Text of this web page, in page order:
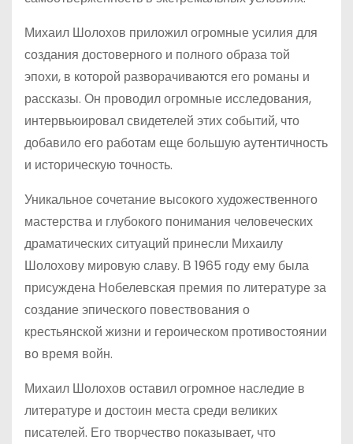
Михаил Шолохов приложил огромные усилия для
создания достоверного и полного образа той
эпохи, в которой разворачиваются его романы и
рассказы. Он проводил огромные исследования,
интервьюировал свидетелей этих событий, что
добавило его работам еще большую аутентичность
и историческую точность.
Уникальное сочетание высокого художественного
мастерства и глубокого понимания человеческих
драматических ситуаций принесли Михаилу
Шолохову мировую славу. В 1965 году ему была
присуждена Нобелевская премия по литературе за
создание эпического повествования о
крестьянской жизни и героическом противостоянии
во время войн.
Михаил Шолохов оставил огромное наследие в
литературе и достоин места среди великих
писателей. Его творчество показывает, что